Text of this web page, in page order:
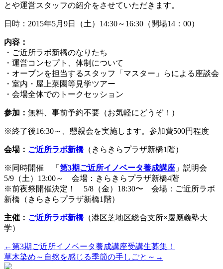
とや運営スタッフの紹介をさせていただきます。
日時：2015年5月9日（土）14:30～16:30（開場14：00）
内容：
・ご近所ラボ新橋のなりたち
・運営コンセプト、体制について
・オープンを担当するスタッフ「マスター」らによる座談会
・室内・屋上菜園等見学ツアー
・会場全体でのトークセッション
参加： 無料、事前予約不要（お気軽にどうぞ！）
※終了後16:30～、懇親会を実施します。参加費500円程度
会場： ご近所ラボ新橋（きらきらプラザ新橋1階）
※同時開催 「 第3期ご近所イノベータ養成講座 」説明会
5/9（土）13:00～ 会場：きらきらプラザ新橋4階
※前夜祭開催決定！ 5/8（金）18:30〜 会場：ご近所ラボ
新橋（きらきらプラザ新橋1階）
主催： ご近所ラボ新橋（港区芝地区総合支所×慶應義塾大
学）
←第3期ご近所イノベータ養成講座受講生募集！
草木染め～自然を感じる季節の手しごと～→